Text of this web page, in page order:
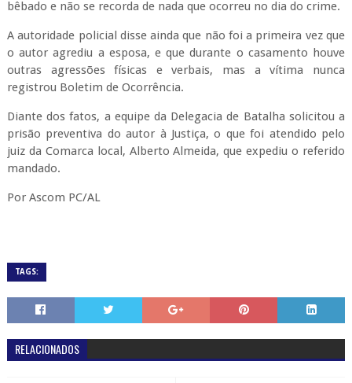
bêbado e não se recorda de nada que ocorreu no dia do crime.
A autoridade policial disse ainda que não foi a primeira vez que
o autor agrediu a esposa, e que durante o casamento houve
outras agressões físicas e verbais, mas a vítima nunca
registrou Boletim de Ocorrência.
Diante dos fatos, a equipe da Delegacia de Batalha solicitou a
prisão preventiva do autor à Justiça, o que foi atendido pelo
juiz da Comarca local, Alberto Almeida, que expediu o referido
mandado.
Por Ascom PC/AL
TAGS:
RELACIONADOS